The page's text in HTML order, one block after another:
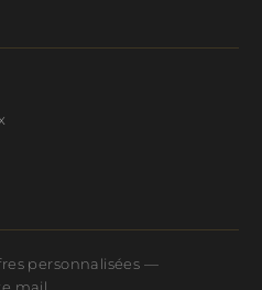
personnalisées —